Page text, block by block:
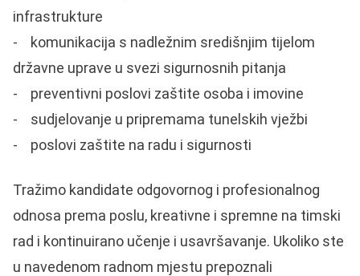
infrastrukture
- komunikacija s nadležnim središnjim tijelom
državne uprave u svezi sigurnosnih pitanja
- preventivni poslovi zaštite osoba i imovine
- sudjelovanje u pripremama tunelskih vježbi
- poslovi zaštite na radu i sigurnosti
Tražimo kandidate odgovornog i profesionalnog
odnosa prema poslu, kreativne i spremne na timski
rad i kontinuirano učenje i usavršavanje. Ukoliko ste
u navedenom radnom mjestu prepoznali